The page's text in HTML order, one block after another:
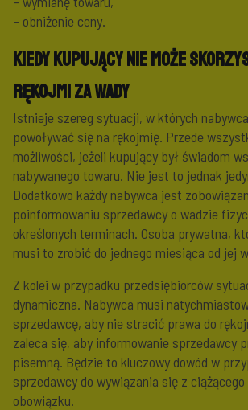
– obniżenie ceny.
Kiedy kupujący nie może
rękojmi za wady
Istnieje szereg sytuacji, w których
powoływać się na rękojmię. Przede
możliwości, jeżeli kupujący był świadom
nabywanego towaru. Nie jest to jednak
Dodatkowo każdy nabywca jest
poinformowaniu sprzedawcy o wadzie
określonych terminach. Osoba prywatna,
musi to zrobić do jednego miesiąca od jej
Z kolei w przypadku przedsiębiorców
dynamiczna. Nabywca musi
sprzedawcę, aby nie stracić prawa do
zaleca się, aby informowanie sprzedawcy
pisemną. Będzie to kluczowy dowód w
sprzedawcy do wywiązania się z ciążącego
obowiązku.